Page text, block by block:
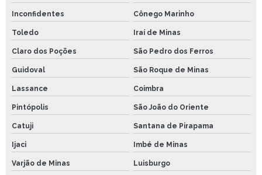
Inconfidentes Cônego Marinho
Toledo Iraí de Minas
Claro dos Poções São Pedro dos Ferros
Guidoval São Roque de Minas
Lassance Coimbra
Pintópolis São João do Oriente
Catuji Santana de Pirapama
Ijaci Imbé de Minas
Varjão de Minas Luisburgo